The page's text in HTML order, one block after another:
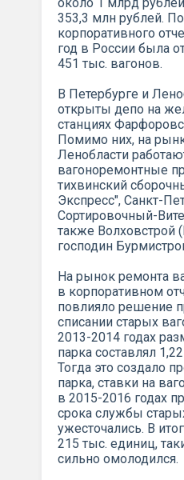
353,3 млн рублей.
корпоративного
год в России была
451 тыс. вагонов.
В Петербурге и
открыты депо на
станциях
Помимо них, на
Ленобласти
вагоноремонтные
тихвинский
Экспресс", Санкт-
Сортировочный-
также Волховстрой
господин
На рынок ремонта
в корпоративном
повлияло решение
списании старых
2013-2014 годах
парка составлял
Тогда это создало
парка, ставки на
в 2015-2016 годах
срока службы
ужесточались. В
215 тыс. единиц,
сильно омолодился.